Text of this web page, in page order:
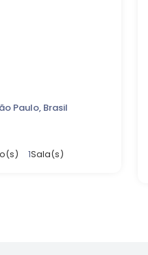
Paulo, Brasil
1Sala(s)